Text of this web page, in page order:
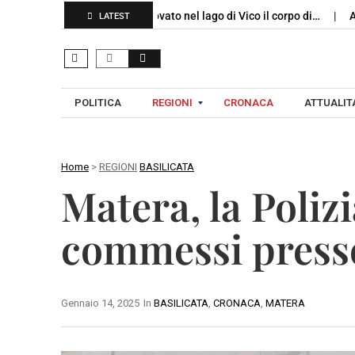
LATEST
Ritrovato nel lago di Vico il corpo di… Allerta
POLITICA REGIONI
C
M
A
A
V
E
L
I
N
B
CRONACA
Home > REGIONI BASILICATA
Matera, la
commessi
In BASILICATA, CRONACA, MATERA
Gennaio 14, 2025